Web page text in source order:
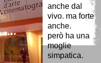
anche dal
vivo. ma forte
anche.
però ha una
moglie
simpatica.